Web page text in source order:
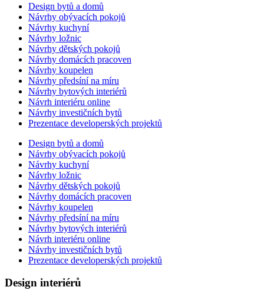
Design bytů a domů
Návrhy obývacích pokojů
Návrhy kuchyní
Návrhy ložnic
Návrhy dětských pokojů
Návrhy domácích pracoven
Návrhy koupelen
Návrhy předsíní na míru
Návrhy bytových interiérů
Návrh interiéru online
Návrhy investičních bytů
Prezentace developerských projektů
Design bytů a domů
Návrhy obývacích pokojů
Návrhy kuchyní
Návrhy ložnic
Návrhy dětských pokojů
Návrhy domácích pracoven
Návrhy koupelen
Návrhy předsíní na míru
Návrhy bytových interiérů
Návrh interiéru online
Návrhy investičních bytů
Prezentace developerských projektů
Design interiérů